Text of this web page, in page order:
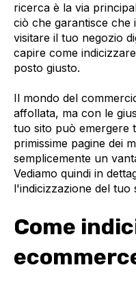
ricerca è la via
ciò che garantisce che
visitare il tuo negozio
capire come
posto giusto.
Il mondo del
affollata, ma con le
tuo sito può emergere
primissime pagine dei
semplicemente un
Vediamo quindi in
l'indicizzazione del tuo
Come